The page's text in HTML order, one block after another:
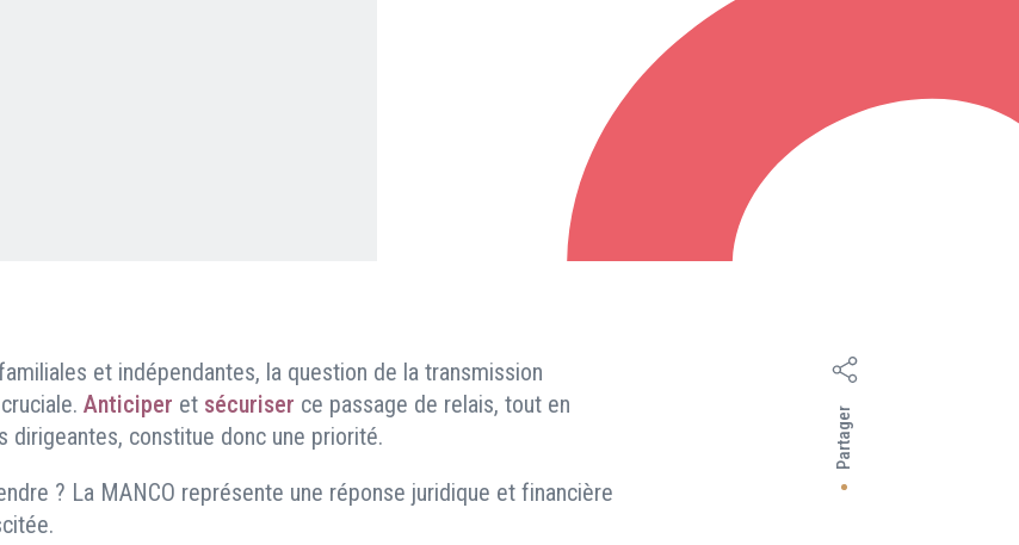
Partager
et indépendantes, la question de la transmission
Anticiper et sécuriser ce passage de relais, tout en
dirigeantes, constitue donc une priorité.
? La MANCO représente une réponse juridique et financière